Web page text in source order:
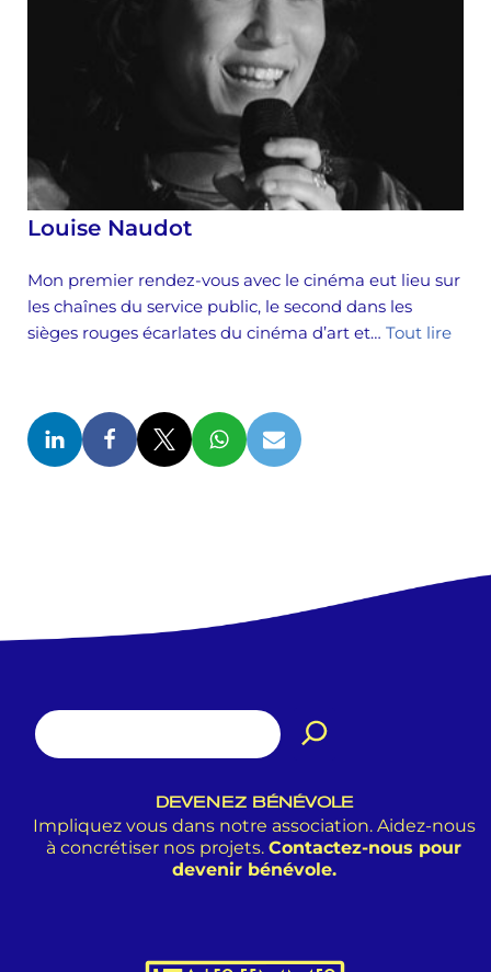
Louise Naudot
Mon premier rendez-vous avec le cinéma eut lieu sur
les chaînes du service public, le second dans les
sièges rouges écarlates du cinéma d’art et… Tout lire
DEVENEZ BÉNÉVOLE
Impliquez vous dans notre association. Aidez-nous
à concrétiser nos projets. Contactez-nous pour
devenir bénévole.